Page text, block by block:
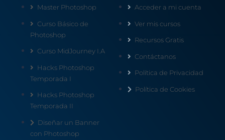
Master Photoshop
Curso Básico de
Photoshop
Curso MidJourney I.A
Hacks Photoshop
Temporada I
Hacks Photoshop
Temporada II
Diseñar un Banner
con Photoshop
Acceder a mi cuenta
Ver mis cursos
Recursos Gratis
Contáctanos
Política de Privacidad
Política de Cookies